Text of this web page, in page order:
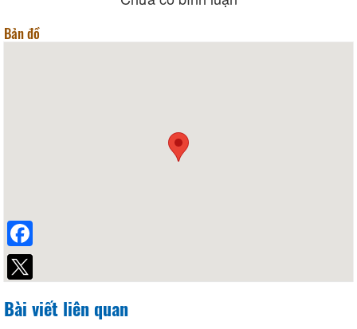
Bản đồ
Bài viết liên quan
Facebook